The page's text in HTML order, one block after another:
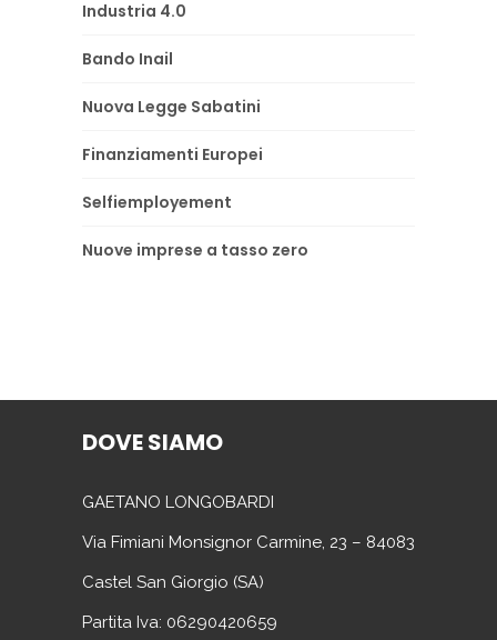
Industria 4.0
Bando Inail
Nuova Legge Sabatini
Finanziamenti Europei
Selfiemployement
Nuove imprese a tasso zero
DOVE SIAMO
GAETANO LONGOBARDI
Via Fimiani Monsignor Carmine, 23 – 84083
Castel San Giorgio (SA)
Partita Iva: 06290420659